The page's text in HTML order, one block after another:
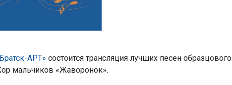
АРТ» состоится трансляция лучших песен образцового
мальчиков «Жаворонок».